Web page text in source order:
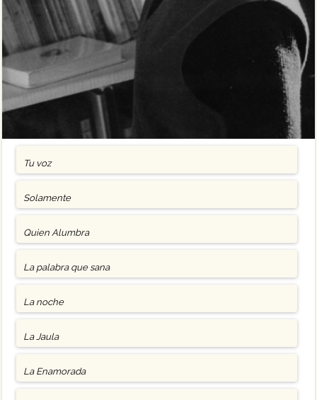
Tu voz
Solamente
Quien Alumbra
La palabra que sana
La noche
La Jaula
La Enamorada